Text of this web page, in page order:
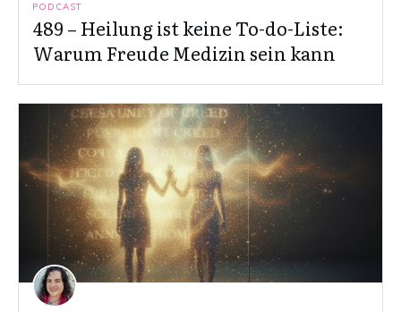
PODCAST
489 – Heilung ist keine To-do-Liste:
Warum Freude Medizin sein kann